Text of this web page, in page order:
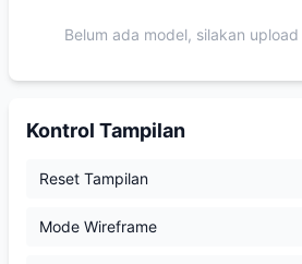
Belum ada model, silakan
Kontrol Tampilan
Reset Tampilan
Mode Wireframe